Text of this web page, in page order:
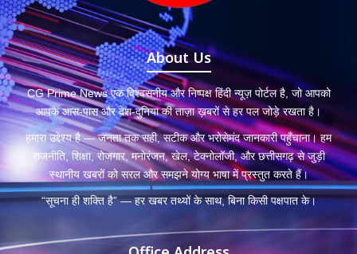
About Us
CG Prime News एक विश्वसनीय और निष्पक्ष हिंदी न्यूज़ पोर्टल है, जो आपको
आपके आस-पास और देश-दुनिया की ताज़ा ख़बरों से हर पल जोड़े रखता है।
हमारा उद्देश्य है — जनता तक सही, सटीक और भरोसेमंद जानकारी पहुँचाना। हम
राजनीति, शिक्षा, रोजगार, मनोरंजन, खेल, टेक्नोलॉजी, और छत्तीसगढ़ से जुड़ी
स्थानीय खबरों को सरल और समझने योग्य भाषा में प्रस्तुत करते हैं।
“सूचना ही शक्ति है” — हर खबर तथ्यों के साथ, बिना किसी पक्षपात के।